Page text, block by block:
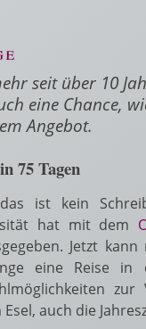
seit über 10
eine Chance,
Angebot.
75 Tagen
ist kein
hat mit dem
Jetzt
eine Reise in
auch die